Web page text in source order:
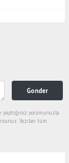
Gonder
yaptığınız yorumunuzla
Yazılan tüm